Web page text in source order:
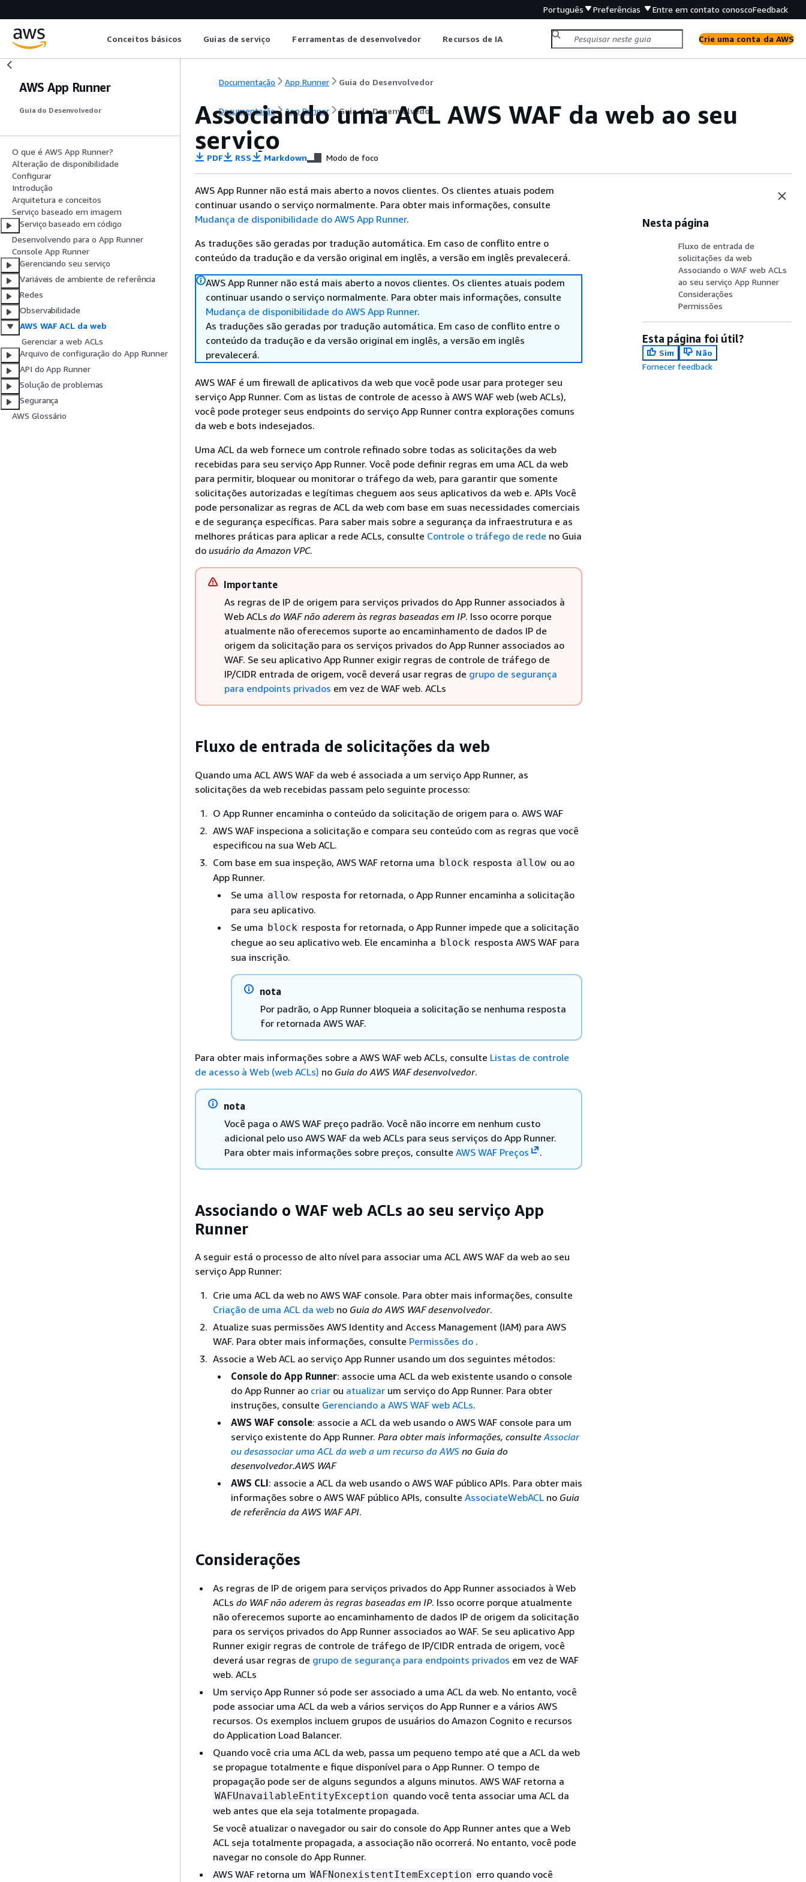
Português Preferências Entre em contato conoscoFeedback
Conceitos básicos Guias de serviço Ferramentas de desenvolvedor Recursos de IA Crie uma conta da AWS
AWS App Runner
Guia do Desenvolvedor
O que é AWS App Runner?
Alteração de disponibilidade
Configurar
Introdução
Arquitetura e conceitos
Serviço baseado em imagem
Serviço baseado em código
Desenvolvendo para o App Runner
Console App Runner
Gerenciando seu serviço
Variáveis de ambiente de referência
Redes
Observabilidade
AWS WAF ACL da web
Gerenciar a web ACLs
Arquivo de configuração do App Runner
API do App Runner
Solução de problemas
Segurança
AWS Glossário
Documentação App Runner Guia do Desenvolvedor
Documentação App Runner Guia do Desenvolvedor
Associando uma ACL AWS WAF da web ao seu
serviço
PDF RSS Markdown Modo de foco
AWS App Runner não está mais aberto a novos clientes. Os clientes atuais podem
continuar usando o serviço normalmente. Para obter mais informações, consulte
Mudança de disponibilidade do AWS App Runner.
As traduções são geradas por tradução automática. Em caso de conflito entre o
conteúdo da tradução e da versão original em inglês, a versão em inglês prevalecerá.
AWS App Runner não está mais aberto a novos clientes. Os clientes atuais podem
continuar usando o serviço normalmente. Para obter mais informações, consulte
Mudança de disponibilidade do AWS App Runner.
As traduções são geradas por tradução automática. Em caso de conflito entre o
conteúdo da tradução e da versão original em inglês, a versão em inglês
prevalecerá.
AWS WAF é um firewall de aplicativos da web que você pode usar para proteger seu
serviço App Runner. Com as listas de controle de acesso à AWS WAF web (web ACLs),
você pode proteger seus endpoints do serviço App Runner contra explorações comuns
da web e bots indesejados.
Uma ACL da web fornece um controle refinado sobre todas as solicitações da web
recebidas para seu serviço App Runner. Você pode definir regras em uma ACL da web
para permitir, bloquear ou monitorar o tráfego da web, para garantir que somente
solicitações autorizadas e legítimas cheguem aos seus aplicativos da web e. APIs Você
pode personalizar as regras de ACL da web com base em suas necessidades comerciais
e de segurança específicas. Para saber mais sobre a segurança da infraestrutura e as
melhores práticas para aplicar a rede ACLs, consulte Controle o tráfego de rede no Guia
do usuário da Amazon VPC.
Importante
As regras de IP de origem para serviços privados do App Runner associados à
Web ACLs do WAF não aderem às regras baseadas em IP. Isso ocorre porque
atualmente não oferecemos suporte ao encaminhamento de dados IP de
origem da solicitação para os serviços privados do App Runner associados ao
WAF. Se seu aplicativo App Runner exigir regras de controle de tráfego de
IP/CIDR entrada de origem, você deverá usar regras de grupo de segurança
para endpoints privados em vez de WAF web. ACLs
Fluxo de entrada de solicitações da web
Quando uma ACL AWS WAF da web é associada a um serviço App Runner, as
solicitações da web recebidas passam pelo seguinte processo:
O App Runner encaminha o conteúdo da solicitação de origem para o. AWS WAF
AWS WAF inspeciona a solicitação e compara seu conteúdo com as regras que você
especificou na sua Web ACL.
Com base em sua inspeção, AWS WAF retorna uma block resposta allow ou ao
App Runner.
Se uma allow resposta for retornada, o App Runner encaminha a solicitação
para seu aplicativo.
Se uma block resposta for retornada, o App Runner impede que a solicitação
chegue ao seu aplicativo web. Ele encaminha a block resposta AWS WAF para
sua inscrição.
nota
Por padrão, o App Runner bloqueia a solicitação se nenhuma resposta
for retornada AWS WAF.
Para obter mais informações sobre a AWS WAF web ACLs, consulte Listas de controle
de acesso à Web (web ACLs) no Guia do AWS WAF desenvolvedor.
nota
Você paga o AWS WAF preço padrão. Você não incorre em nenhum custo
adicional pelo uso AWS WAF da web ACLs para seus serviços do App Runner.
Para obter mais informações sobre preços, consulte AWS WAF Preços .
Associando o WAF web ACLs ao seu serviço App
Runner
A seguir está o processo de alto nível para associar uma ACL AWS WAF da web ao seu
serviço App Runner:
Crie uma ACL da web no AWS WAF console. Para obter mais informações, consulte
Criação de uma ACL da web no Guia do AWS WAF desenvolvedor.
Atualize suas permissões AWS Identity and Access Management (IAM) para AWS
WAF. Para obter mais informações, consulte Permissões do .
Associe a Web ACL ao serviço App Runner usando um dos seguintes métodos:
Console do App Runner: associe uma ACL da web existente usando o console
do App Runner ao criar ou atualizar um serviço do App Runner. Para obter
instruções, consulte Gerenciando a AWS WAF web ACLs.
AWS WAF console: associe a ACL da web usando o AWS WAF console para um
serviço existente do App Runner. Para obter mais informações, consulteAssociar
ou desassociar uma ACL da web a um recurso da AWS no Guia do
desenvolvedor.AWS WAF
AWS CLI: associe a ACL da web usando o AWS WAF público APIs. Para obter mais
informações sobre o AWS WAF público APIs, consulte AssociateWebACL no Guia
de referência da AWS WAF API.
Considerações
As regras de IP de origem para serviços privados do App Runner associados à Web
ACLs do WAF não aderem às regras baseadas em IP. Isso ocorre porque atualmente
não oferecemos suporte ao encaminhamento de dados IP de origem da solicitação
para os serviços privados do App Runner associados ao WAF. Se seu aplicativo App
Runner exigir regras de controle de tráfego de IP/CIDR entrada de origem, você
deverá usar regras de grupo de segurança para endpoints privados em vez de WAF
web. ACLs
Um serviço App Runner só pode ser associado a uma ACL da web. No entanto, você
pode associar uma ACL da web a vários serviços do App Runner e a vários AWS
recursos. Os exemplos incluem grupos de usuários do Amazon Cognito e recursos
do Application Load Balancer.
Quando você cria uma ACL da web, passa um pequeno tempo até que a ACL da web
se propague totalmente e fique disponível para o App Runner. O tempo de
propagação pode ser de alguns segundos a alguns minutos. AWS WAF retorna a
WAFUnavailableEntityException quando você tenta associar uma ACL da
web antes que ela seja totalmente propagada.
Se você atualizar o navegador ou sair do console do App Runner antes que a Web
ACL seja totalmente propagada, a associação não ocorrerá. No entanto, você pode
navegar no console do App Runner.
AWS WAF retorna um WAFNonexistentItemException erro quando você
Nesta página
Fluxo de entrada de
solicitações da web
Associando o WAF web ACLs
ao seu serviço App Runner
Considerações
Permissões
Esta página foi útil?
Sim
Não
Fornecer feedback